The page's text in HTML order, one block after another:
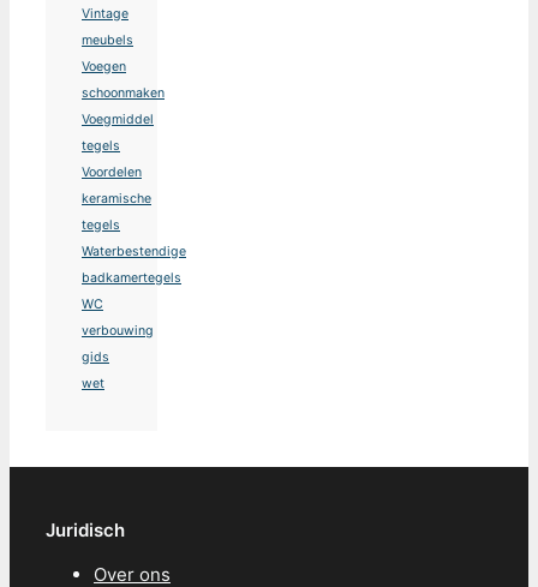
Vintage
meubels
Voegen
schoonmaken
Voegmiddel
tegels
Voordelen
keramische
tegels
Waterbestendige
badkamertegels
WC
verbouwing
gids
wet
Juridisch
Over ons